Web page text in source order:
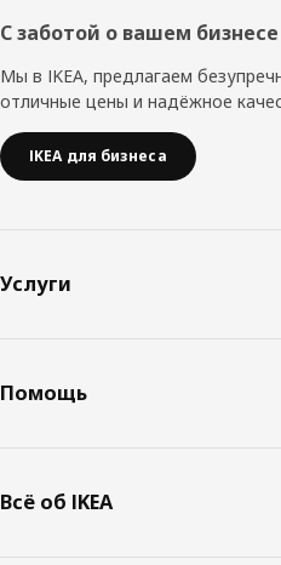
С заботой о вашем бизнесе
Мы в IKEA, предлагаем
отличные цены и надёжное
IKEA для бизнеса
Услуги
Помощь
Всё об IKEA